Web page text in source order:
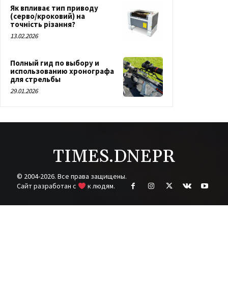
Як впливає тип приводу
(серво/кроковий) на
точність різання?
13.02.2026
Полный гид по выбору и
использованию хронографа
для стрельбы
29.01.2026
TIMES.DNEPR
© 2004-2026. Все права защищены.
Cайт разработан с
к людям.